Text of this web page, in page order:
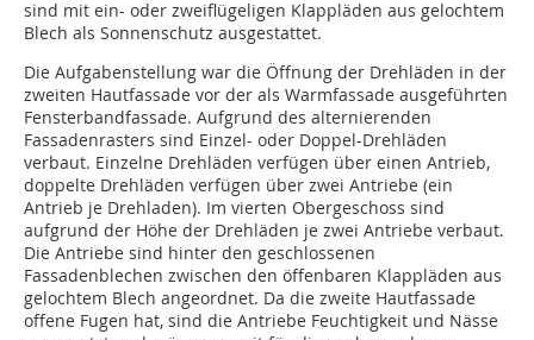
sind mit ein- oder zweiflügeligen Klappläden aus gelochtem
Blech als Sonnenschutz ausgestattet.
Die Aufgabenstellung war die Öffnung der Drehläden in der
zweiten Hautfassade vor der als Warmfassade ausgeführten
Fensterbandfassade. Aufgrund des alternierenden
Fassadenrasters sind Einzel- oder Doppel-Drehläden
verbaut. Einzelne Drehläden verfügen über einen Antrieb,
doppelte Drehläden verfügen über zwei Antriebe (ein
Antrieb je Drehladen). Im vierten Obergeschoss sind
aufgrund der Höhe der Drehläden je zwei Antriebe verbaut.
Die Antriebe sind hinter den geschlossenen
Fassadenblechen zwischen den öffenbaren Klappläden aus
gelochtem Blech angeordnet. Da die zweite Hautfassade
offene Fugen hat, sind die Antriebe Feuchtigkeit und Nässe